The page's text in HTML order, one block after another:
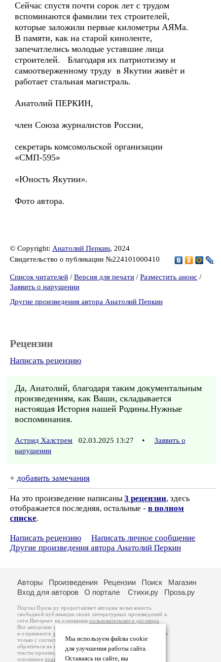
Сейчас спустя почти сорок лет с трудом
вспоминаются фамилии тех строителей,
которые заложили первые километры АЯМа.
В памяти, как на старой киноленте,
запечатлелись молодые уставшие лица
строителей. Благодаря их патриотизму и
самоотверженному труду в Якутии живёт и
работает стальная магистраль.
Анатолий ПЕРКИН,
член Союза журналистов России,
секретарь комсомольской организации
«СМП-595»
«Юность Якутии».
Фото автора.
© Copyright: Анатолий Перкин, 2024
Свидетельство о публикации №224101000410
Список читателей / Версия для печати / Разместить анонс /
Заявить о нарушении
Другие произведения автора Анатолий Перкин
Рецензии
Написать рецензию
Да, Анатолий, благодаря таким документальным
произведениям, как Ваши, складывается
настоящая История нашей Родины.Нужные
воспоминания.
Астрид Халстрем 02.03.2025 13:27 •
Заявить о
нарушении
+ добавить замечания
На это произведение написаны 3 рецензии, здесь
отображается последняя, остальные - в полном
списке.
Написать рецензию
Написать личное сообщение
Другие произведения автора Анатолий Перкин
Мы используем файлы cookie
для улучшения работы сайта.
Оставаясь на сайте, вы
Авторы Произведения Рецензии Поиск
Магазин
Вход для авторов
О портале Стихи.ру Проза.ру
Портал Проза.ру предоставляет авторам возможность
свободной публикации своих литературных произведений в
сети Интернет на основаниипользовательского договора
Все авторские права на произведения принадлежат авторам
и охраняются законом
. Перепечатка произведений возможна
только с согласия его автора, к которому вы можете
обратиться на его авторской странице. Ответственность за
тексты произведений авторы несут самостоятельно на
основанииправил публикацииизаконодательства